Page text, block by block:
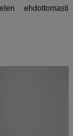
ehdottomasti